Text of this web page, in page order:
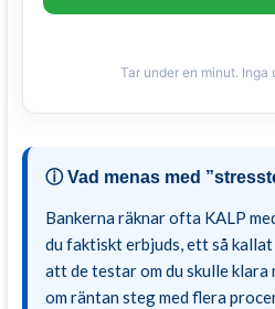
Tar under en minut. Inga
ⓘ Vad menas med
Bankerna räknar ofta KALP
du faktiskt erbjuds, ett så
att de testar om du skulle klara
om räntan steg med flera